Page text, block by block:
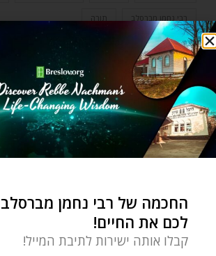
רבי נחמן מברסלב תורה
0 תגובות
CHAIM KRAMER
Kramer is largely
teachings to today’s
He is a sought-after
Rebbe Nachman’s
החכמה של רבי נחמן
לכם את החיים!
קבלו אותה ישירות לתיבת המייל!